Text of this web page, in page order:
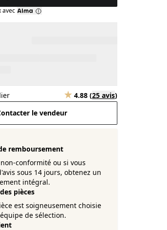
avec
4.88 (25 avis)
le vendeur
remboursement
conformité ou si vous
sous 14 jours, obtenez un
intégral.
pièces
est soigneusement choisie
de sélection.